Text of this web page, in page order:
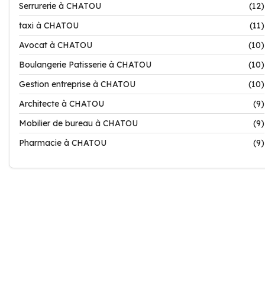
Serrurerie à CHATOU
(12)
taxi à CHATOU
(11)
Avocat à CHATOU
(10)
Boulangerie Patisserie à CHATOU
(10)
Gestion entreprise à CHATOU
(10)
Architecte à CHATOU
(9)
Mobilier de bureau à CHATOU
(9)
Pharmacie à CHATOU
(9)